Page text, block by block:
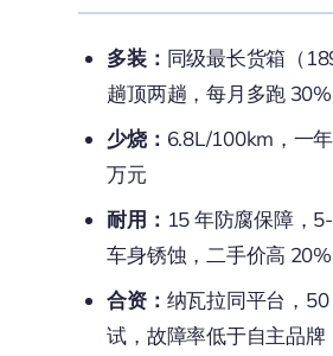
多装： 同级最长货箱（
趟顶两趟，每月多跑
少烧： 6.8L/100km，一
万元
耐用： 15 年防腐保障，
车身锈蚀，二手价高 20%
合资： 纳瓦拉同平台，
试，故障率低于自主品牌